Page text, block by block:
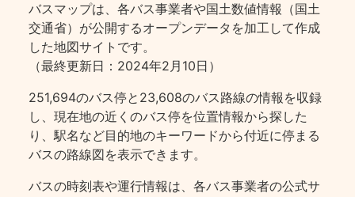
バスマップは、各バス事業者や国土数値情報（国土
交通省）が公開するオープンデータを加工して作成
した地図サイトです。
（最終更新日：2024年2月10日）
251,694のバス停と23,608のバス路線の情報を収録
し、現在地の近くのバス停を位置情報から探した
り、駅名など目的地のキーワードから付近に停まる
バスの路線図を表示できます。
バスの時刻表や運行情報は、各バス事業者の公式サ